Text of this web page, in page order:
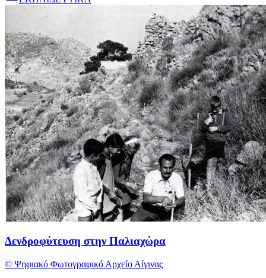
Δενδροφύτευση στην Παλιαχώρα
© Ψηφιακό Φωτογραφικό Αρχείο Αίγινας